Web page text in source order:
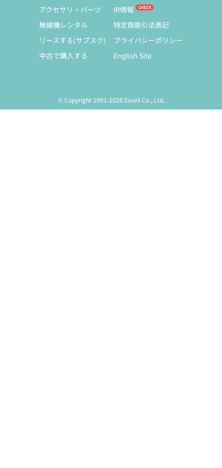
アクセサリ・パーツ
無線機レンタル
リースする(サブスク)
中古で購入する
IR情報
特定商取引法表記
プライバシーポリシー
English Site
© Copyright 1991-2026 Exseli Co., Ltd.